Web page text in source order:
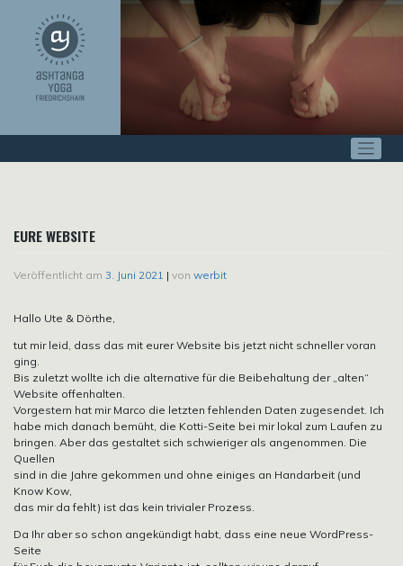
springen
EURE WEBSITE
Veröffentlicht am 3. Juni 2021 | von werbit
Hallo Ute & Dörthe,
tut mir leid, dass das mit eurer Website bis jetzt nicht schneller voran
ging.
Bis zuletzt wollte ich die alternative für die Beibehaltung der „alten“
Website offenhalten.
Vorgestern hat mir Marco die letzten fehlenden Daten zugesendet. Ich
habe mich danach bemüht, die Kotti-Seite bei mir lokal zum Laufen zu
bringen. Aber das gestaltet sich schwieriger als angenommen. Die
Quellen
sind in die Jahre gekommen und ohne einiges an Handarbeit (und
Know Kow,
das mir da fehlt) ist das kein trivialer Prozess.
Da Ihr aber so schon angekündigt habt, dass eine neue WordPress-
Seite